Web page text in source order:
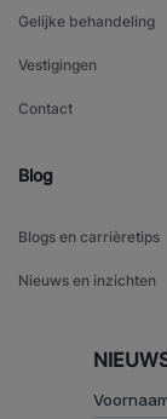
Gelijke behandeling
Vestigingen
Contact
Blog
Blogs en carrièretips
Nieuws en inzichten